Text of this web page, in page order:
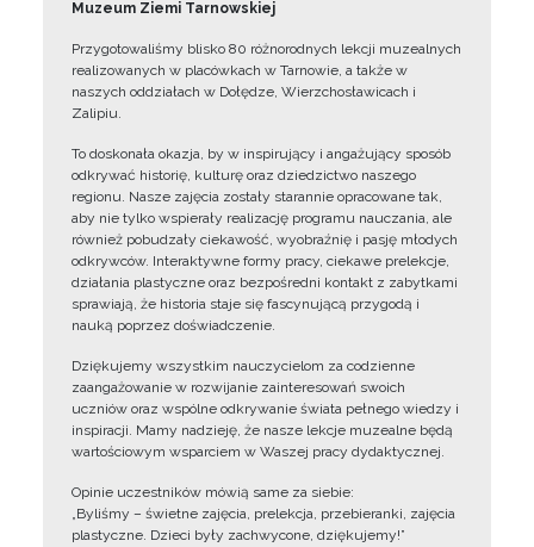
Muzeum Ziemi Tarnowskiej
Przygotowaliśmy blisko 80 różnorodnych lekcji muzealnych
realizowanych w placówkach w Tarnowie, a także w
naszych oddziałach w Dołędze, Wierzchosławicach i
Zalipiu.
To doskonała okazja, by w inspirujący i angażujący sposób
odkrywać historię, kulturę oraz dziedzictwo naszego
regionu. Nasze zajęcia zostały starannie opracowane tak,
aby nie tylko wspierały realizację programu nauczania, ale
również pobudzały ciekawość, wyobraźnię i pasję młodych
odkrywców. Interaktywne formy pracy, ciekawe prelekcje,
działania plastyczne oraz bezpośredni kontakt z zabytkami
sprawiają, że historia staje się fascynującą przygodą i
nauką poprzez doświadczenie.
Dziękujemy wszystkim nauczycielom za codzienne
zaangażowanie w rozwijanie zainteresowań swoich
uczniów oraz wspólne odkrywanie świata pełnego wiedzy i
inspiracji. Mamy nadzieję, że nasze lekcje muzealne będą
wartościowym wsparciem w Waszej pracy dydaktycznej.
Opinie uczestników mówią same za siebie:
„Byliśmy – świetne zajęcia, prelekcja, przebieranki, zajęcia
plastyczne. Dzieci były zachwycone, dziękujemy!”